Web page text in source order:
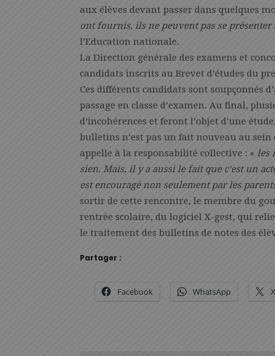
aux élèves devant passer dans quelques
ont fournis, ils ne peuvent pas se présenter
l’Education nationale.
La Direction générale des examens et
candidats inscrits au Brevet d’études du
Ces différents candidats sont soupçonnés
passage en classe d’examen. Au final,
d’incohérences et feront l’objet d’une
bulletins n’est pas un fait nouveau au
appelle à la responsabilité collective : « les
sien. Mais, il y a aussi le fait que c’est un
est encouragé non seulement par les
sortir de cette rencontre, le membre du
rentrée scolaire, du logiciel X-gest, qui
le traitement des bulletins de notes des
Partager :
Facebook WhatsApp X